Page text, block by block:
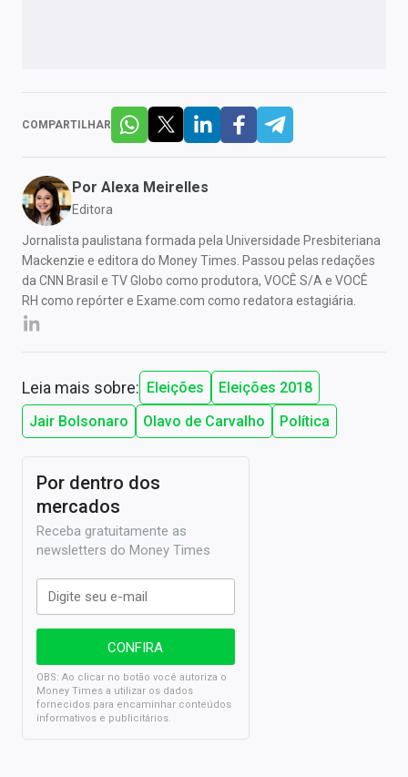
COMPARTILHAR
Por Alexa Meirelles
Editora
Jornalista paulistana formada pela Universidade Presbiteriana
Mackenzie e editora do Money Times. Passou pelas redações
da CNN Brasil e TV Globo como produtora, VOCÊ S/A e VOCÊ
RH como repórter e Exame.com como redatora estagiária.
Leia mais sobre: Eleições
Eleições 2018
Jair Bolsonaro
Olavo de Carvalho Política
Por dentro dos
mercados
Receba gratuitamente as
newsletters do Money Times
OBS: Ao clicar no botão você autoriza o
Money Times a utilizar os dados
fornecidos para encaminhar conteúdos
informativos e publicitários.